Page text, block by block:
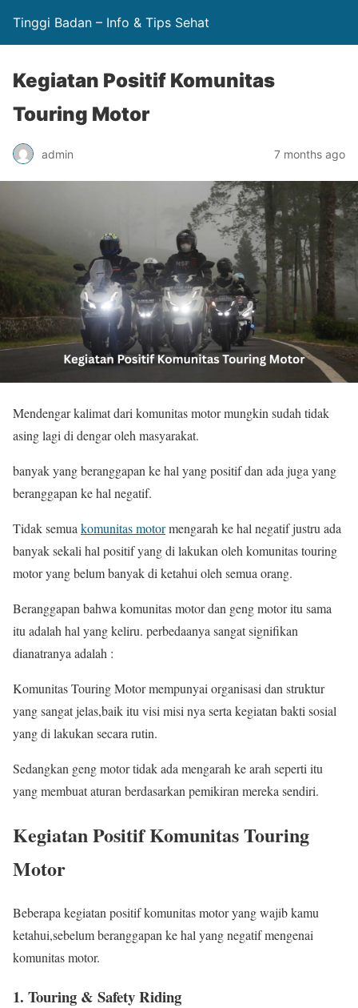
Tinggi Badan – Info & Tips Sehat
Kegiatan Positif Komunitas
Touring Motor
admin 7 months ago
Mendengar kalimat dari komunitas motor mungkin sudah tidak
asing lagi di dengar oleh masyarakat.
banyak yang beranggapan ke hal yang positif dan ada juga yang
beranggapan ke hal negatif.
Tidak semua komunitas motormengarah ke hal negatif justru ada
banyak sekali hal positif yang di lakukan oleh komunitas touring
motor yang belum banyak di ketahui oleh semua orang.
Beranggapan bahwa komunitas motor dan geng motor itu sama
itu adalah hal yang keliru. perbedaanya sangat signifikan
dianatranya adalah :
Komunitas Touring Motor mempunyai organisasi dan struktur
yang sangat jelas,baik itu visi misi nya serta kegiatan bakti sosial
yang di lakukan secara rutin.
Sedangkan geng motor tidak ada mengarah ke arah seperti itu
yang membuat aturan berdasarkan pemikiran mereka sendiri.
Kegiatan Positif Komunitas Touring
Motor
Beberapa kegiatan positif komunitas motor yang wajib kamu
ketahui,sebelum beranggapan ke hal yang negatif mengenai
komunitas motor.
1. Touring & Safety Riding